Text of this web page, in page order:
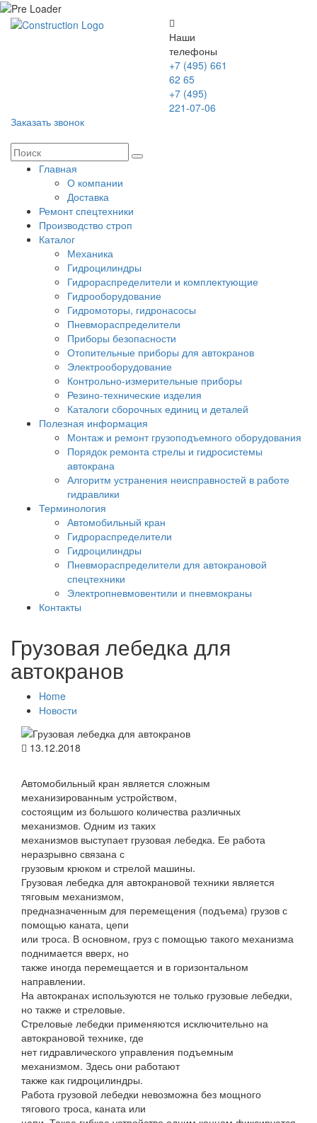
Наши
телефоны
+7 (495) 661
62 65
+7 (495)
221-07-06
Заказать звонок
Главная
О компании
Доставка
Ремонт спецтехники
Производство строп
Каталог
Механика
Гидроцилиндры
Гидрораспределители и комплектующие
Гидрооборудование
Гидромоторы, гидронасосы
Пневмораспределители
Приборы безопасности
Отопительные приборы для автокранов
Электрооборудование
Контрольно-измерительные приборы
Резино-технические изделия
Каталоги сборочных единиц и деталей
Полезная информация
Монтаж и ремонт грузоподъемного оборудования
Порядок ремонта стрелы и гидросистемы
автокрана
Алгоритм устранения неисправностей в работе
гидравлики
Терминология
Автомобильный кран
Гидрораспределители
Гидроцилиндры
Пневмораспределители для автокрановой
спецтехники
Электропневмовентили и пневмокраны
Контакты
Грузовая лебедка для
автокранов
Home
Новости
13.12.2018
Автомобильный кран является сложным
механизированным устройством,
состоящим из большого количества различных
механизмов. Одним из таких
механизмов выступает грузовая лебедка. Ее работа
неразрывно связана с
грузовым крюком и стрелой машины.
Грузовая лебедка для автокрановой техники является
тяговым механизмом,
предназначенным для перемещения (подъема) грузов с
помощью каната, цепи
или троса. В основном, груз с помощью такого механизма
поднимается вверх, но
также иногда перемещается и в горизонтальном
направлении.
На автокранах используются не только грузовые лебедки,
но также и стреловые.
Стреловые лебедки применяются исключительно на
автокрановой технике, где
нет гидравлического управления подъемным
механизмом. Здесь они работают
также как гидроцилиндры.
Работа грузовой лебедки невозможна без мощного
тягового троса, каната или